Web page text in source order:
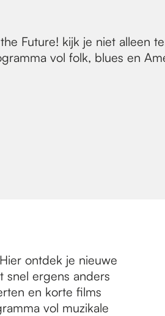
Future! kijk je niet alleen
vol folk, blues en
ontdek je nieuwe
snel ergens anders
en korte films
vol muzikale